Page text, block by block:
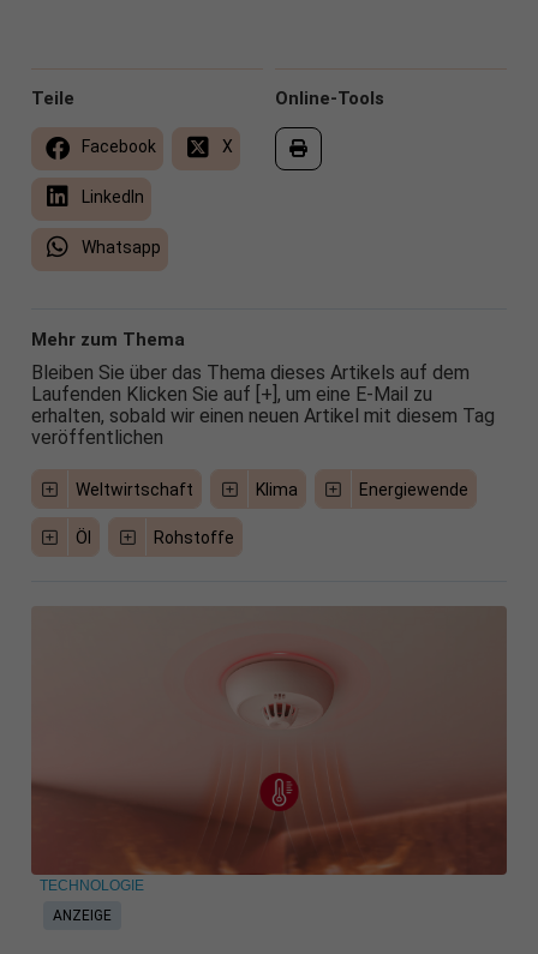
Online-Tools
Teile
Facebook X
LinkedIn
Whatsapp
Mehr zum Thema
Bleiben Sie über das Thema dieses Artikels auf dem
Laufenden Klicken Sie auf [+], um eine E-Mail zu
erhalten, sobald wir einen neuen Artikel mit diesem Tag
veröffentlichen
Weltwirtschaft Klima Energiewende
Öl Rohstoffe
ANZEIGE
TECHNOLOGIE